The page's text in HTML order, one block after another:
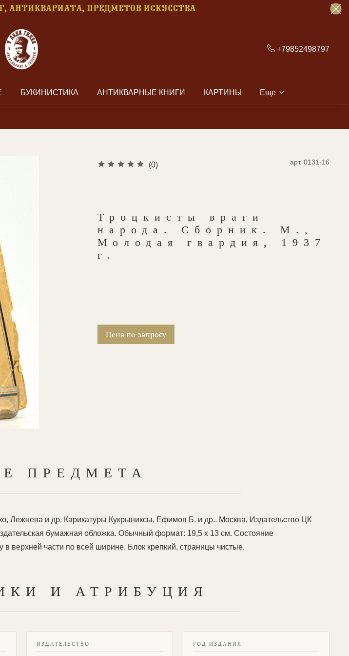
+79852498797
БУКИНИСТИКА АНТИКВАРНЫЕ КНИГИ КАРТИНЫ Еще
(0) арт. 0131-16
Троцкисты враги
народа. Сборник. М.,
Молодая гвардия, 1937
г.
Цена по запросу
ПРЕДМЕТА
Лежнева и др. Карикатуры Кукрыниксы, Ефимов Б. и др.. Москва, Издательство ЦК
бумажная обложка. Обычный формат: 19,5 х 13 см. Состояние
верхней части по всей ширине. Блок крепкий, страницы чистые.
И АТРИБУЦИЯ
ИЗДАТЕЛЬСТВО ГОД ИЗДАНИЯ